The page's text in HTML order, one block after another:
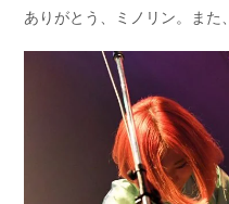
ありがとう、ミノリン。また